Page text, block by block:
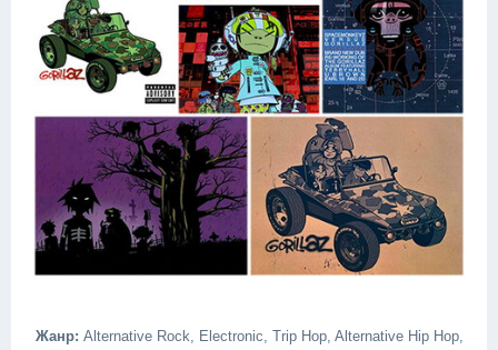
Жанр: Alternative Rock, Electronic, Trip Hop, Alternative Hip Hop,